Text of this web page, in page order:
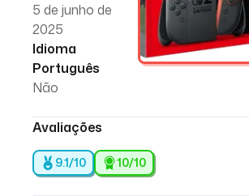
5 de junho de
2025
Idioma
Português
Não
Avaliações
9.1/10 10/10